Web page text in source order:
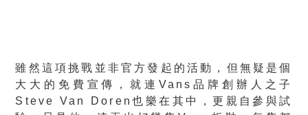
雖然這項挑戰並非官方發起的活動，但無疑是個
大大的免費宣傳，就連Vans品牌創辦人之子
Steve Van Doren也樂在其中，更親自參與試